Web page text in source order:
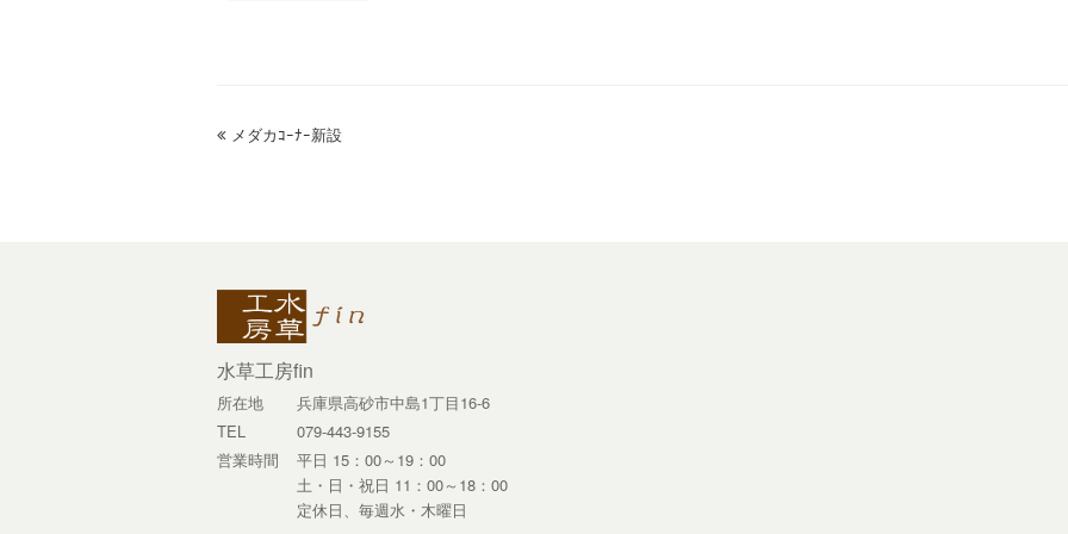
previous
メダカｺｰﾅｰ新設
水草工房fin
所在地
兵庫県高砂市中島1丁目16-6
TEL
079-443-9155
営業時間
平日 15：00～19：00
土・日・祝日 11：00～18：00
定休日、毎週水・木曜日